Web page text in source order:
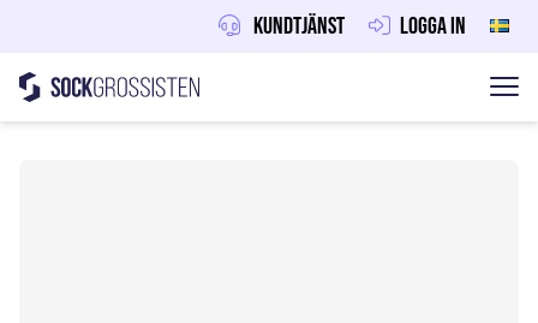
Kundtjänst Logga in
Hoppa till innehåll
Sockgrossisten